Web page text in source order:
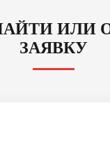
ИЛИ
ЗАЯВКУ